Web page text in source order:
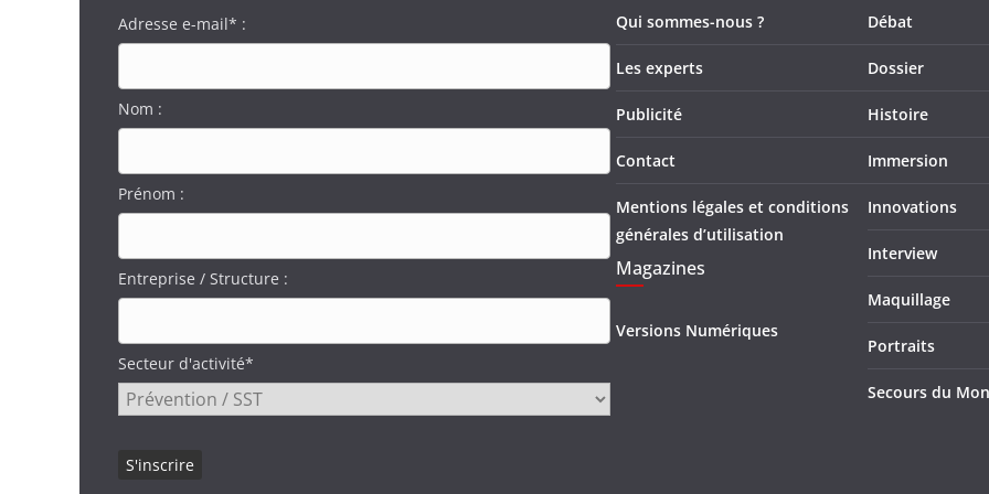
Adresse e-mail* :
Nom :
Prénom :
Entreprise / Structure :
Secteur d'activité*
Qui sommes-nous ?
Les experts
Publicité
Contact
Mentions légales et conditions
générales d’utilisation
Magazines
Versions Numériques
Débat
Dossier
Histoire
Immersion
Innovations
Interview
Maquillage
Portraits
Secours du